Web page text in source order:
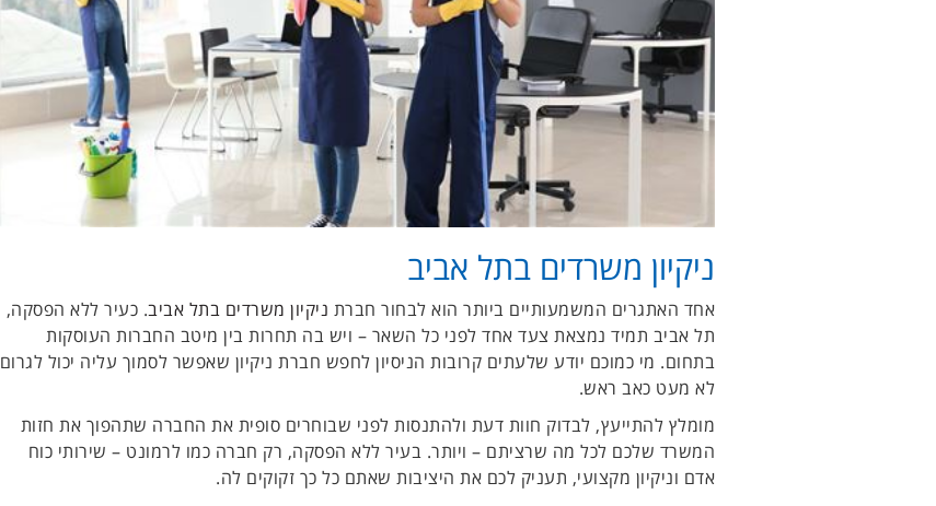
ניקיון משרדים בתל אביב
אחד האתגרים המשמעותיים ביותר הוא לבחור חברת ניקיון משרדים בתל אביב. כעיר ללא הפסקה,
תל אביב תמיד נמצאת צעד אחד לפני כל השאר – ויש בה תחרות בין מיטב החברות העוסקות
בתחום. מי כמוכם יודע שלעתים קרובות הניסיון לחפש חברת ניקיון שאפשר לסמוך עליה יכול לגרום
לא מעט כאב ראש.
מומלץ להתייעץ, לבדוק חוות דעת ולהתנסות לפני שבוחרים סופית את החברה שתהפוך את חזות
המשרד שלכם לכל מה שרציתם – ויותר. בעיר ללא הפסקה, רק חברה כמו לרמונט – שירותי כוח
אדם וניקיון מקצועי, תעניק לכם את היציבות שאתם כל כך זקוקים לה.